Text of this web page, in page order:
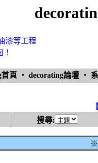
漆等工程
頁 ‧ decorating論壇 ‧
搜尋:
※